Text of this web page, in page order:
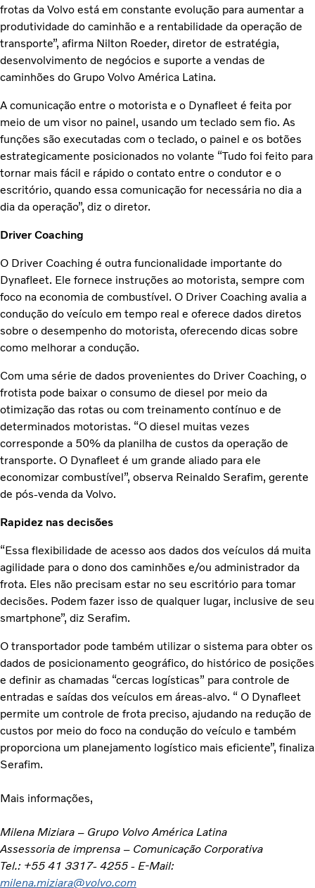
frotas da Volvo está em constante evolução para aumentar a
produtividade do caminhão e a rentabilidade da operação de
transporte”, afirma Nilton Roeder, diretor de estratégia,
desenvolvimento de negócios e suporte a vendas de
caminhões do Grupo Volvo América Latina.
A comunicação entre o motorista e o Dynafleet é feita por
meio de um visor no painel, usando um teclado sem fio. As
funções são executadas com o teclado, o painel e os botões
estrategicamente posicionados no volante “Tudo foi feito para
tornar mais fácil e rápido o contato entre o condutor e o
escritório, quando essa comunicação for necessária no dia a
dia da operação”, diz o diretor.
Driver Coaching
O Driver Coaching é outra funcionalidade importante do
Dynafleet. Ele fornece instruções ao motorista, sempre com
foco na economia de combustível. O Driver Coaching avalia a
condução do veículo em tempo real e oferece dados diretos
sobre o desempenho do motorista, oferecendo dicas sobre
como melhorar a condução.
Com uma série de dados provenientes do Driver Coaching, o
frotista pode baixar o consumo de diesel por meio da
otimização das rotas ou com treinamento contínuo e de
determinados motoristas. “O diesel muitas vezes
corresponde a 50% da planilha de custos da operação de
transporte. O Dynafleet é um grande aliado para ele
economizar combustível”, observa Reinaldo Serafim, gerente
de pós-venda da Volvo.
Rapidez nas decisões
“Essa flexibilidade de acesso aos dados dos veículos dá muita
agilidade para o dono dos caminhões e/ou administrador da
frota. Eles não precisam estar no seu escritório para tomar
decisões. Podem fazer isso de qualquer lugar, inclusive de seu
smartphone”, diz Serafim.
O transportador pode também utilizar o sistema para obter os
dados de posicionamento geográfico, do histórico de posições
e definir as chamadas “cercas logísticas” para controle de
entradas e saídas dos veículos em áreas-alvo. “ O Dynafleet
permite um controle de frota preciso, ajudando na redução de
custos por meio do foco na condução do veículo e também
proporciona um planejamento logístico mais eficiente”, finaliza
Serafim.
Mais informações,
Milena Miziara – Grupo Volvo América Latina
Assessoria de imprensa – Comunicação Corporativa
Tel.: +55 41 3317- 4255 - E-Mail:
milena.miziara@volvo.com